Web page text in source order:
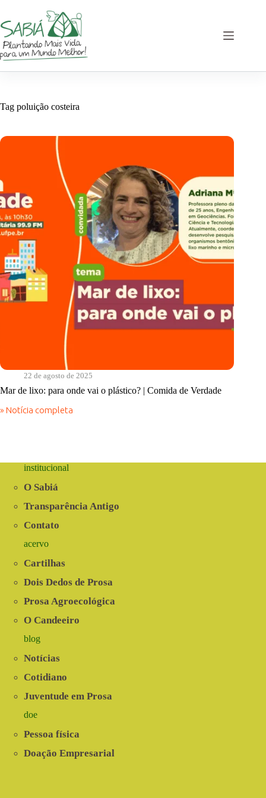
o
conteúdo
Tag poluição costeira
22 de agosto de 2025
Mar de lixo: para onde vai o plástico? | Comida de Verdade
» Notícia completa
Mar
vai
plástico?
Comida
Verdade
institucional
O Sabiá
Transparência Antigo
Contato
acervo
Cartilhas
Dois Dedos de Prosa
Prosa Agroecológica
O Candeeiro
blog
Notícias
Cotidiano
Juventude em Prosa
doe
Pessoa física
Doação Empresarial